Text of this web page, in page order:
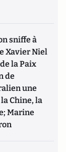
sniffe à
Xavier Niel
la Paix
de
une
Chine, la
Marine